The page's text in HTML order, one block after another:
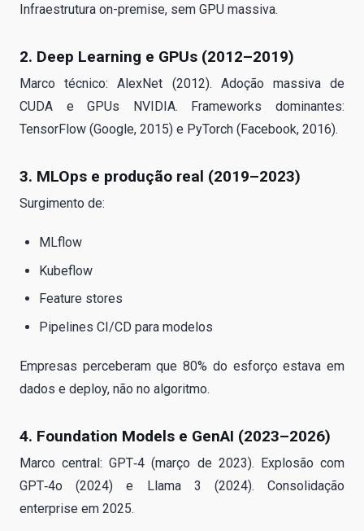
Infraestrutura on-premise, sem GPU massiva.
2. Deep Learning e GPUs (2012–2019)
Marco técnico: AlexNet (2012). Adoção massiva de
CUDA e GPUs NVIDIA. Frameworks dominantes:
TensorFlow (Google, 2015) e PyTorch (Facebook, 2016).
3. MLOps e produção real (2019–2023)
Surgimento de:
MLflow
Kubeflow
Feature stores
Pipelines CI/CD para modelos
Empresas perceberam que 80% do esforço estava em
dados e deploy, não no algoritmo.
4. Foundation Models e GenAI (2023–2026)
Marco central: GPT‑4 (março de 2023). Explosão com
GPT‑4o (2024) e Llama 3 (2024). Consolidação
enterprise em 2025.